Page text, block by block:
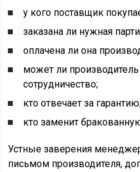
у кого поставщик
заказана ли нужная
оплачена ли она
может ли
сотрудничество;
кто отвечает за
кто заменит
Устные заверения
письмом производителя,